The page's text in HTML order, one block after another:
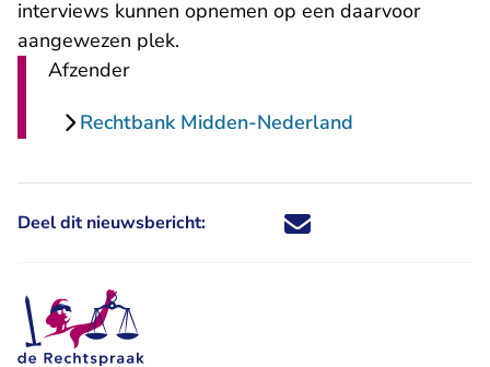
interviews kunnen opnemen op een daarvoor
aangewezen plek.
Afzender
Rechtbank Midden-Nederland
Deel dit nieuwsbericht: Deel dit nieuwsbericht via X -
Deel dit nieuwsbericht via
Deel dit nieuwsbericht
Deel dit